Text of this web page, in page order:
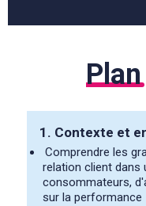
Plan
1. Contexte et
Comprendre les
relation client dans
consommateurs,
sur la performance